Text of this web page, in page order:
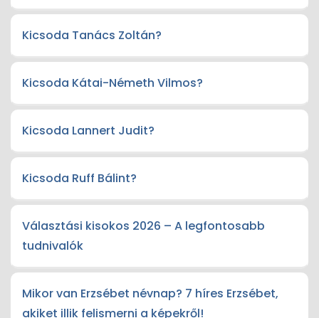
Kicsoda Tanács Zoltán?
Kicsoda Kátai-Németh Vilmos?
Kicsoda Lannert Judit?
Kicsoda Ruff Bálint?
Választási kisokos 2026 – A legfontosabb
tudnivalók
Mikor van Erzsébet névnap? 7 híres Erzsébet,
akiket illik felismerni a képekről!